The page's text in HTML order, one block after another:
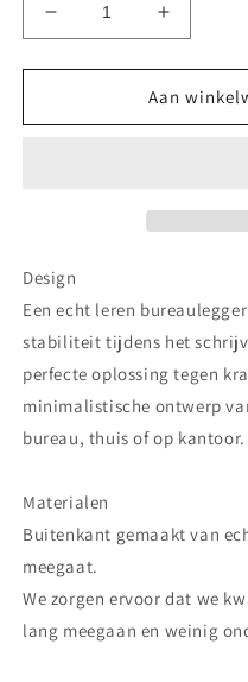
Aantal
verlagen
voor
bureaulegger,
Aantal
verhogen
voor
Leren
Aan
Design
Een echt leren
stabiliteit tijdens het
perfecte oplossing tegen
minimalistische ontwerp
bureau, thuis of op kantoor.
Materialen
Buitenkant gemaakt van
meegaat.
We zorgen ervoor dat we
lang meegaan en weinig